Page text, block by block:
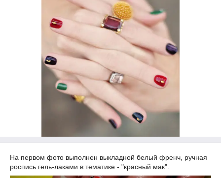
На первом фото выполнен выкладной белый френч ручная
роспись гель-лаками в тематике - "красный мак".